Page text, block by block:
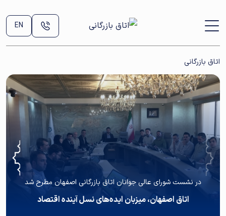
EN
اتاق بازرگانی
در نشست شورای عالی جوانان اتاق بازرگانی اصفهان مطرح شد
اتاق اصفهان، میزبان ایده‌های نسل آینده اقتصاد